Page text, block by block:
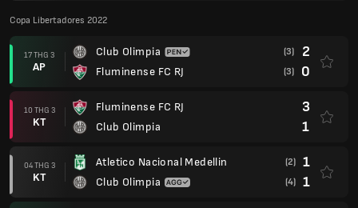
Copa Libertadores 2022
17 THG 3
AP
Club Olimpia
Fluminense FC RJ
(3) 2
(3) 0
10 THG 3
KT
Fluminense FC RJ
Club Olimpia
3
1
04 THG 3
KT
Atletico Nacional Medellin
Club Olimpia
(2) 1
(4) 1